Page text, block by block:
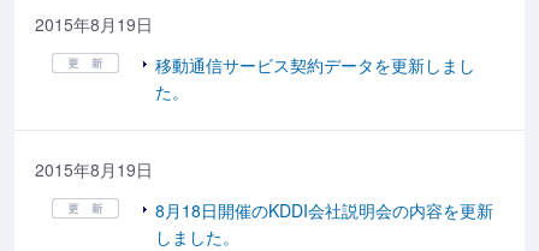
2015年8月19日
移動通信サービス契約データを更新しまし
た。
2015年8月19日
8月18日開催のKDDI会社説明会の内容を更新
しました。